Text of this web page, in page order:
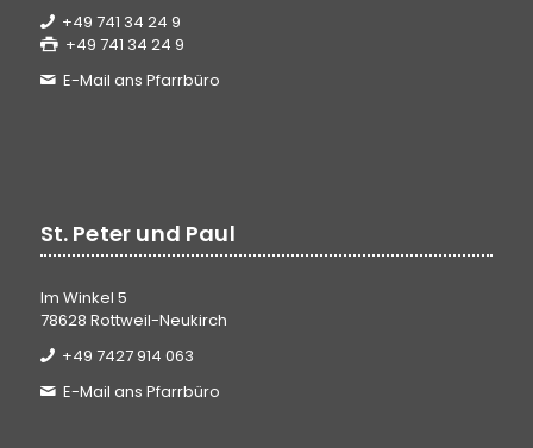
+49 741 34 24 9
+49 741 34 24 9
E-Mail ans Pfarrbüro
St. Peter und Paul
Im Winkel 5
78628 Rottweil-Neukirch
+49 7427 914 063
E-Mail ans Pfarrbüro